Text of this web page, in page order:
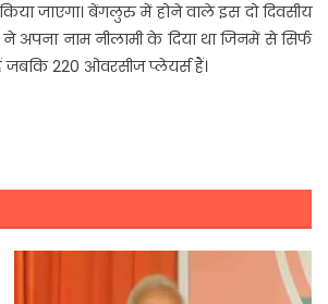
जाएगा। बेंगलुरु में होने वाले इस दो दिवसीय
अपना नाम नीलामी के दिया था जिनमें से सिर्फ
जबकि 220 ओवरसीज प्लेयर्स हैं।